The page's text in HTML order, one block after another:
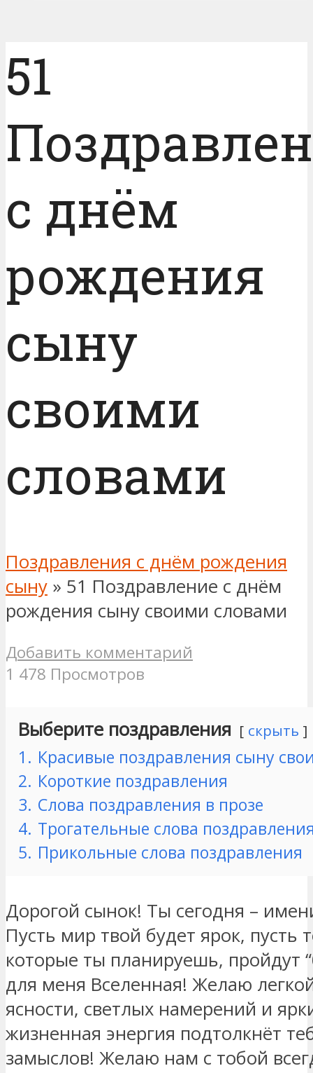
51
с днём
рождения
сыну
своими
словами
Поздравления с днём рождения
сыну » 51 Поздравление с днём
рождения сыну своими словами
Добавить комментарий
1 478 Просмотров
Выберите поздравления скрыть
1. Красивые поздравления сыну
2. Короткие поздравления
3. Слова поздравления в прозе
4. Трогательные слова
5. Прикольные слова поздравления
Дорогой сынок! Ты сегодня –
Пусть мир твой будет ярок, пусть
которые ты планируешь, пройдут
для меня Вселенная! Желаю
ясности, светлых намерений и
жизненная энергия подтолкнёт
замыслов! Желаю нам с тобой